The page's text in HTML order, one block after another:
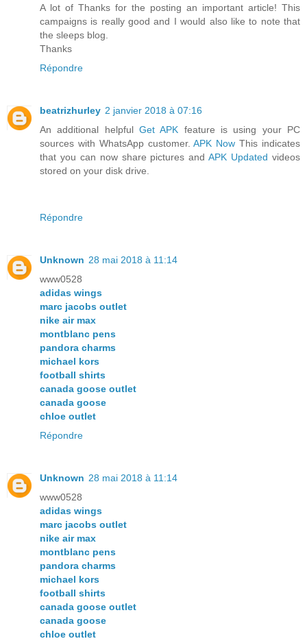
A lot of Thanks for the posting an important article! This
campaigns is really good and I would also like to note that
the sleeps blog.
Thanks
Répondre
beatrizhurley 2 janvier 2018 à 07:16
An additional helpful Get APK feature is using your PC
sources with WhatsApp customer.APK Now This indicates
that you can now share pictures andAPK Updated videos
stored on your disk drive.
Répondre
Unknown 28 mai 2018 à 11:14
www0528
adidas wings
marc jacobs outlet
nike air max
montblanc pens
pandora charms
michael kors
football shirts
canada goose outlet
canada goose
chloe outlet
Répondre
Unknown 28 mai 2018 à 11:14
www0528
adidas wings
marc jacobs outlet
nike air max
montblanc pens
pandora charms
michael kors
football shirts
canada goose outlet
canada goose
chloe outlet